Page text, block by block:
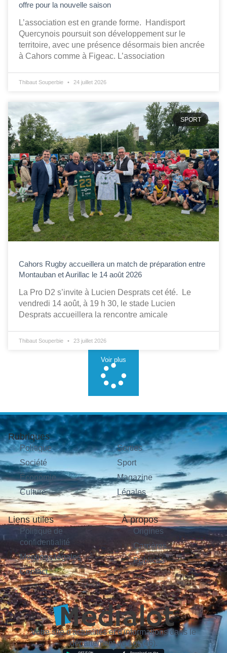
offre pour la nouvelle saison
L’association est en grande forme. Handisport
Quercynois poursuit son développement sur le
territoire, avec une présence désormais bien ancrée
à Cahors comme à Figeac. L’association
Thibaut Souperbie 24 juillet 2026
SPORT
Cahors Rugby accueillera un match de préparation entre
Montauban et Aurillac le 14 août 2026
La Pro D2 s’invite à Lucien Desprats cet été. Le
vendredi 14 août, à 19 h 30, le stade Lucien
Desprats accueillera la rencontre amicale
Thibaut Souperbie 23 juillet 2026
Voir plus
Rubriques
Politique
Société
Économie
Culture
Sorties
Sport
Magazine
Légales
Liens utiles
Politique de
confidentialité
Mentions légales
Contact
À propos
Origines
Carrières
Publicité
Votre site d'actualités et d'informations dans le
département du Lot (46).